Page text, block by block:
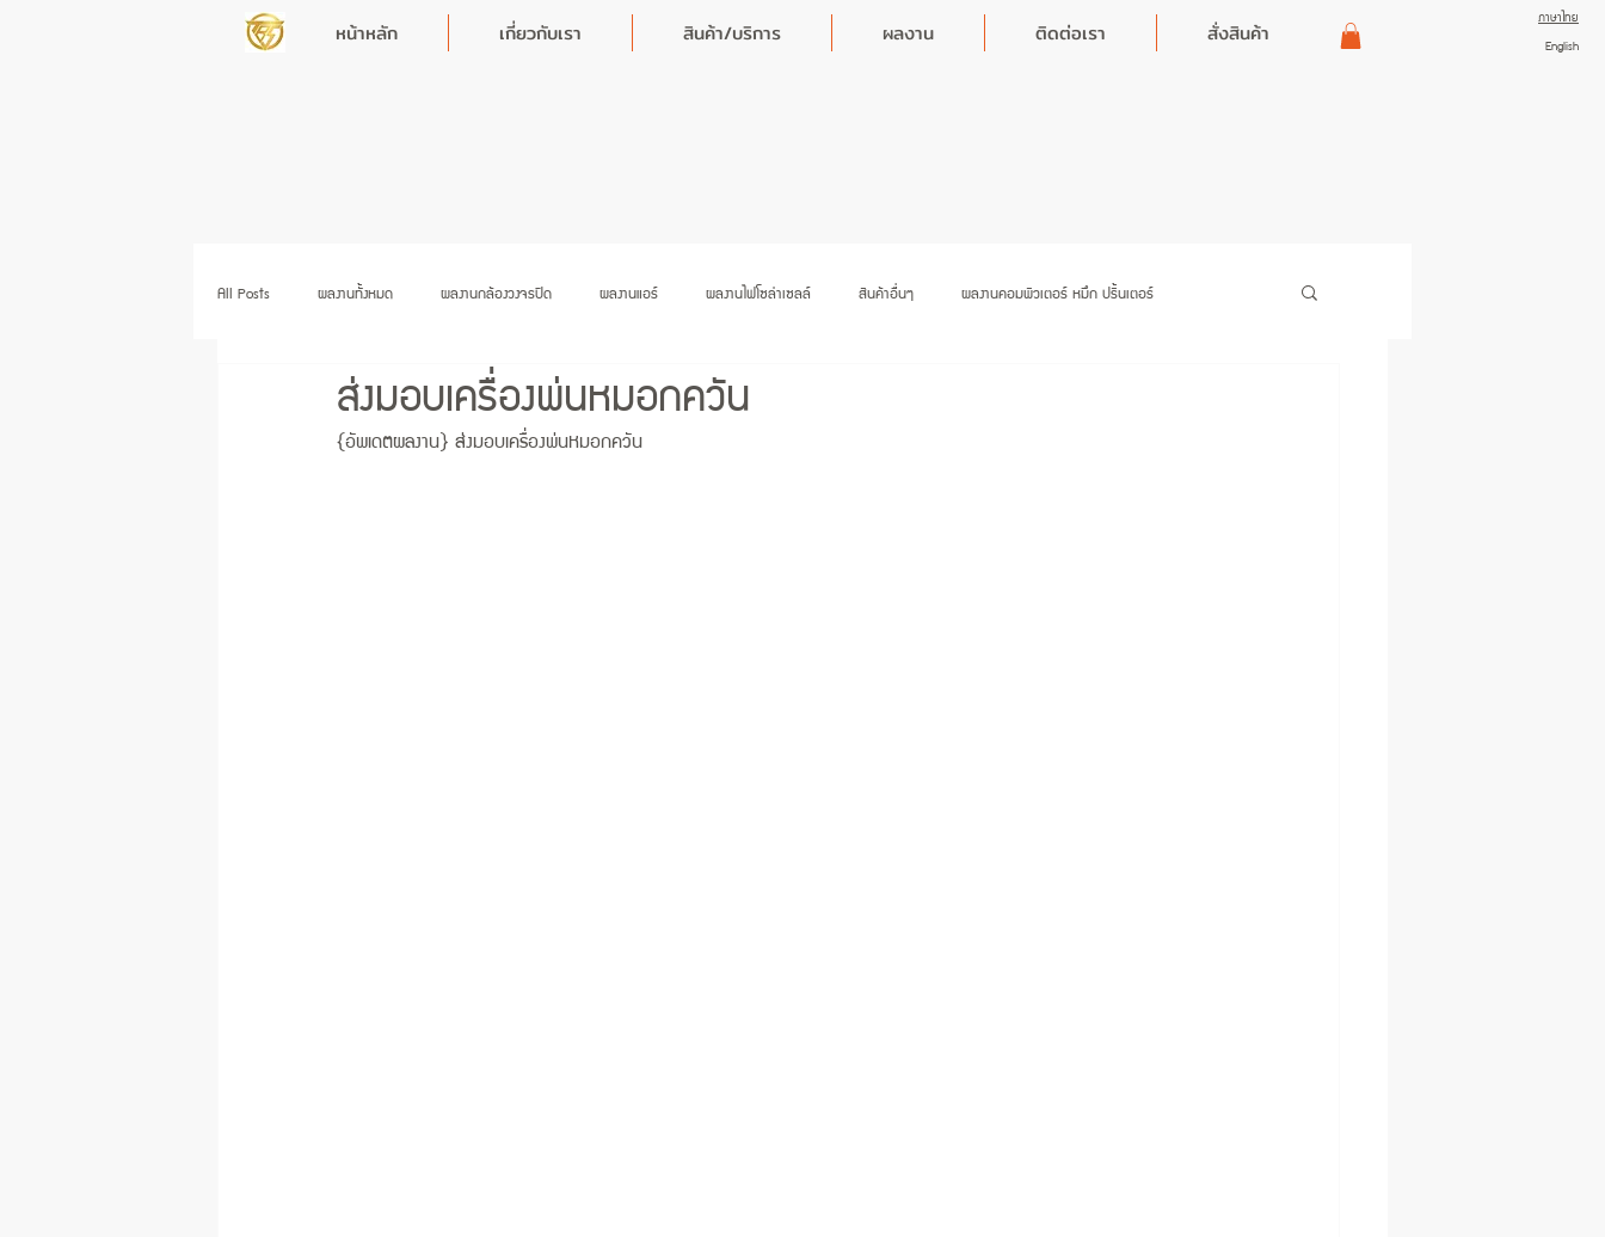
หน้าหลัก เกี่ยวกับเรา สินค้า/บริการ ผลงาน ติดต่อเรา สั่งสินค้า
ภาษาไทย
English
All Posts ผลงานทั้งหมด ผลงานกล้องวงจรปิด ผลงานแอร์ ผลงานไฟโซล่าเซลล์ สินค้าอื่นๆ ผลงานคอมพิวเตอร์ หมึก ปริ้นเตอร์
ผลงานเครื่องสแกนนิ้ว ผลงานเฟอร์นิเจอร์ โปรโมชั่น ข่าวสารร้าน
ส่งมอบเครื่องพ่นหมอกควัน
{อัพเดตผลงาน} ส่งมอบเครื่องพ่นหมอกควัน